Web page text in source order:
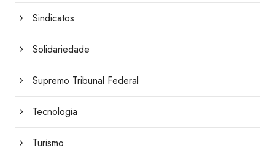
Sindicatos
Solidariedade
Supremo Tribunal Federal
Tecnologia
Turismo